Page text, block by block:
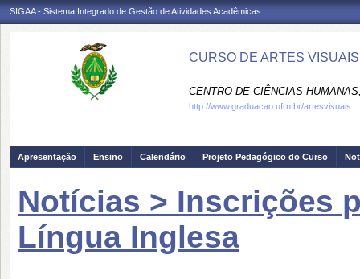
SIGAA - Sistema Integrado de Gestão de Atividades Acadêmicas
CURSO DE ARTES
CENTRO DE CIÊNCIAS
http://www.graduacao.ufrn.br/artesvisuais
Apresentação Ensino Calendário Projeto Pedagógico do Curso
Notícias > Inscrições
Língua Inglesa